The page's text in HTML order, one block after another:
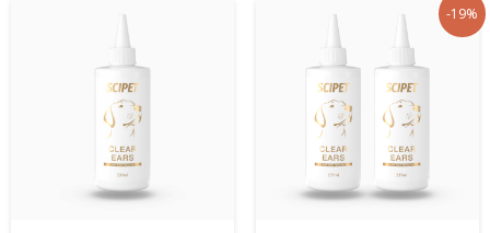
-19%
Original
price
15.980 Ft.